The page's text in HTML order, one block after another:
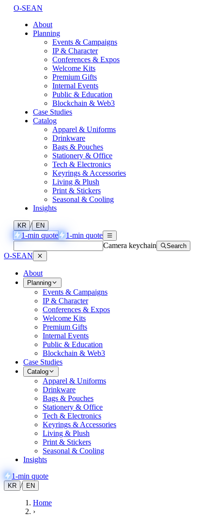
O-SEAN
About
Planning
Events & Campaigns
IP & Character
Conferences & Expos
Welcome Kits
Premium Gifts
Internal Events
Public & Education
Blockchain & Web3
Case Studies
Catalog
Apparel & Uniforms
Drinkware
Bags & Pouches
Stationery & Office
Tech & Electronics
Keyrings & Accessories
Living & Plush
Print & Stickers
Seasonal & Cooling
Insights
KR / EN
1-min quote
1-min quote
Camera keychain
Search
O-SEAN
About
Planning
Events & Campaigns
IP & Character
Conferences & Expos
Welcome Kits
Premium Gifts
Internal Events
Public & Education
Blockchain & Web3
Case Studies
Catalog
Apparel & Uniforms
Drinkware
Bags & Pouches
Stationery & Office
Tech & Electronics
Keyrings & Accessories
Living & Plush
Print & Stickers
Seasonal & Cooling
Insights
1-min quote
KR / EN
Home
›